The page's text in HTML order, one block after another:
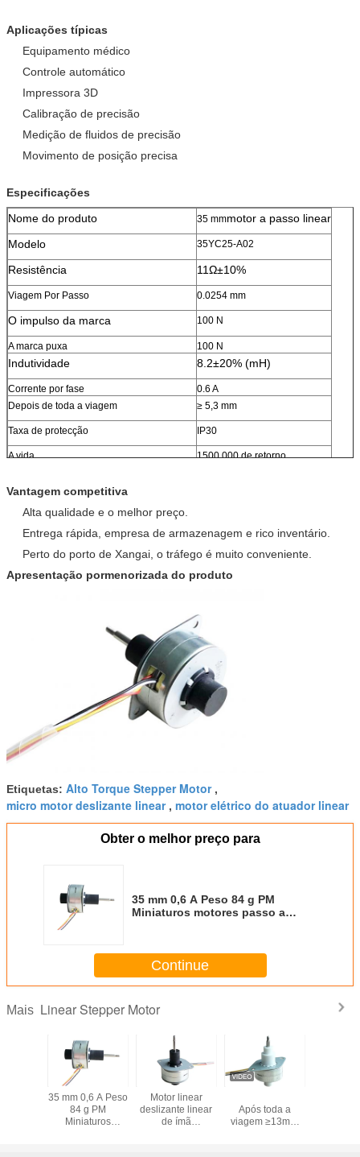
Aplicações típicas
Equipamento médico
Controle automático
Impressora 3D
Calibração de precisão
Medição de fluidos de precisão
Movimento de posição precisa
Especificações
Nome do produto
35 mmmotor a passo linear
Modelo
35YC25-A02
Resistência 11Ω±10%
Viagem Por Passo 0.0254 mm
O impulso da marca 100 N
A marca puxa 100 N
Indutividade 8.2±20% (mH)
Corrente por fase
0.6 A
Depois de toda a viagem
≥ 5,3 mm
Taxa de protecção IP30
A vida 1500 000 de retorno
Resistência ao isolamento
Fios de chumbo
Serviço OEM e ODM
Disponível
Vantagem competitiva
Alta qualidade e o melhor preço.
Entrega rápida, empresa de armazenagem e rico inventário.
Perto do porto de Xangai, o tráfego é muito conveniente.
Apresentação pormenorizada do produto
Etiquetas: Alto Torque Stepper Motor,
micro motor deslizante linear, motor elétrico do atuador linear
Obter o melhor preço para
35 mm 0,6 A Peso 84 g PM
Miniaturos motores passo a
Continue
Mais Linear Stepper Motor
35 mm 0,6 A Peso
84 g PM
Miniaturos
Motor linear
deslizante linear
de ímã
Após toda a
viagem ≥13mm